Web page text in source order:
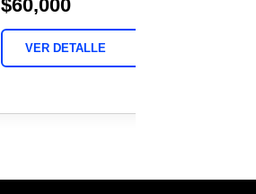
$60,000
VER DETALLE